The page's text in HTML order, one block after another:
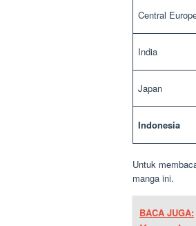
Central
India
Japan
Indonesia
Untuk
manga ini.
BACA JUGA: